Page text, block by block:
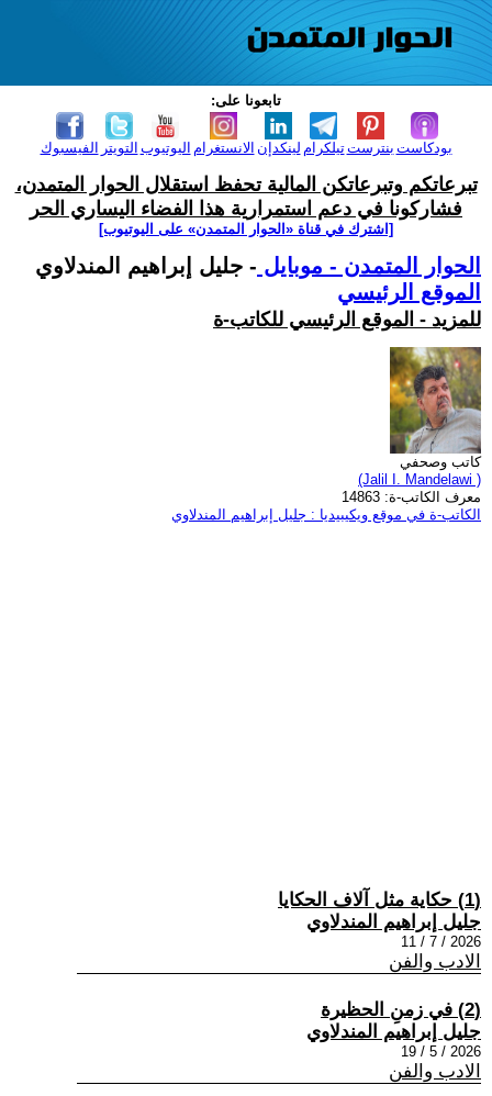
تابعونا على:
الفيسبوك التويتر اليوتيوب الانستغرام لينكدإن تيلكرامبنترست بودكاست
تبرعاتكم وتبرعاتكن المالية تحفظ استقلال الحوار المتمدن،
فشاركونا في دعم استمرارية هذا الفضاء اليساري الحر
[اشترك في قناة ‫«الحوار المتمدن» على اليوتيوب]
الحوار المتمدن - موبايل - جليل إبراهيم المندلاوي
الموقع الرئيسي
للمزيد - الموقع الرئيسي للكاتب-ة
كاتب وصحفي
(Jalil I. Mandelawi )
معرف الكاتب-ة: 14863
الكاتب-ة في موقع ويكيبيديا : جليل إبراهيم المندلاوي
(1) حكاية مثل آلاف الحكايا
جليل إبراهيم المندلاوي
2026 / 7 / 11
الادب والفن
(2) في زمنِ الحظيرة
جليل إبراهيم المندلاوي
2026 / 5 / 19
الادب والفن